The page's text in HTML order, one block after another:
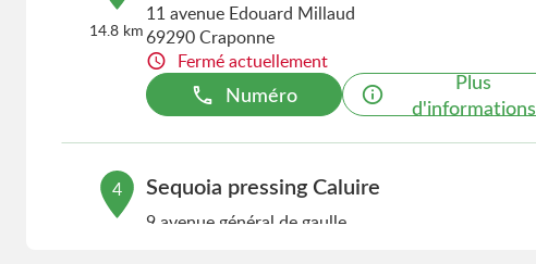
14.8 km
11 avenue Edouard Millaud
69290 Craponne
Fermé actuellement
Numéro
Plus
d'informations
4 Sequoia pressing Caluire
9 avenue général de gaulle